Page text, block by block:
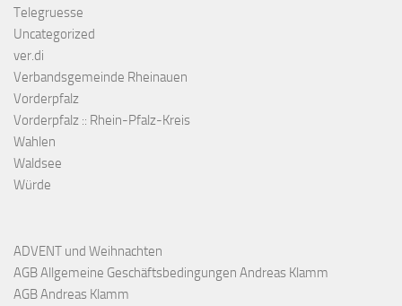
Telegruesse
Uncategorized
ver.di
Verbandsgemeinde Rheinauen
Vorderpfalz
Vorderpfalz :: Rhein-Pfalz-Kreis
Wahlen
Waldsee
Würde
ADVENT und Weihnachten
AGB Allgemeine Geschäftsbedingungen Andreas Klamm
AGB Andreas Klamm